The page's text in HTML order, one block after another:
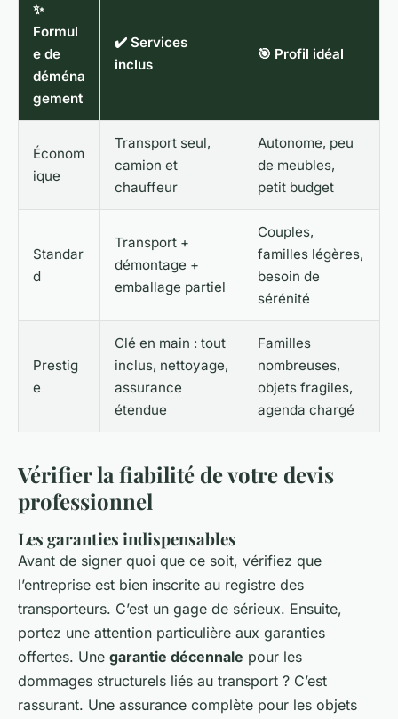
✨
Formul
e de
déména
gement
✔️ Services
inclus
🎯 Profil idéal
Économ
ique
Transport seul,
camion et
chauffeur
Autonome, peu
de meubles,
petit budget
Standar
d
Transport +
démontage +
emballage partiel
Couples,
familles légères,
besoin de
sérénité
Prestig
e
Clé en main : tout
inclus, nettoyage,
assurance
étendue
Familles
nombreuses,
objets fragiles,
agenda chargé
Vérifier la fiabilité de votre devis
professionnel
Les garanties indispensables
Avant de signer quoi que ce soit, vérifiez que
l’entreprise est bien inscrite au registre des
transporteurs. C’est un gage de sérieux. Ensuite,
portez une attention particulière aux garanties
offertes. Une garantie décennale pour les
dommages structurels liés au transport ? C’est
rassurant. Une assurance complète pour les objets